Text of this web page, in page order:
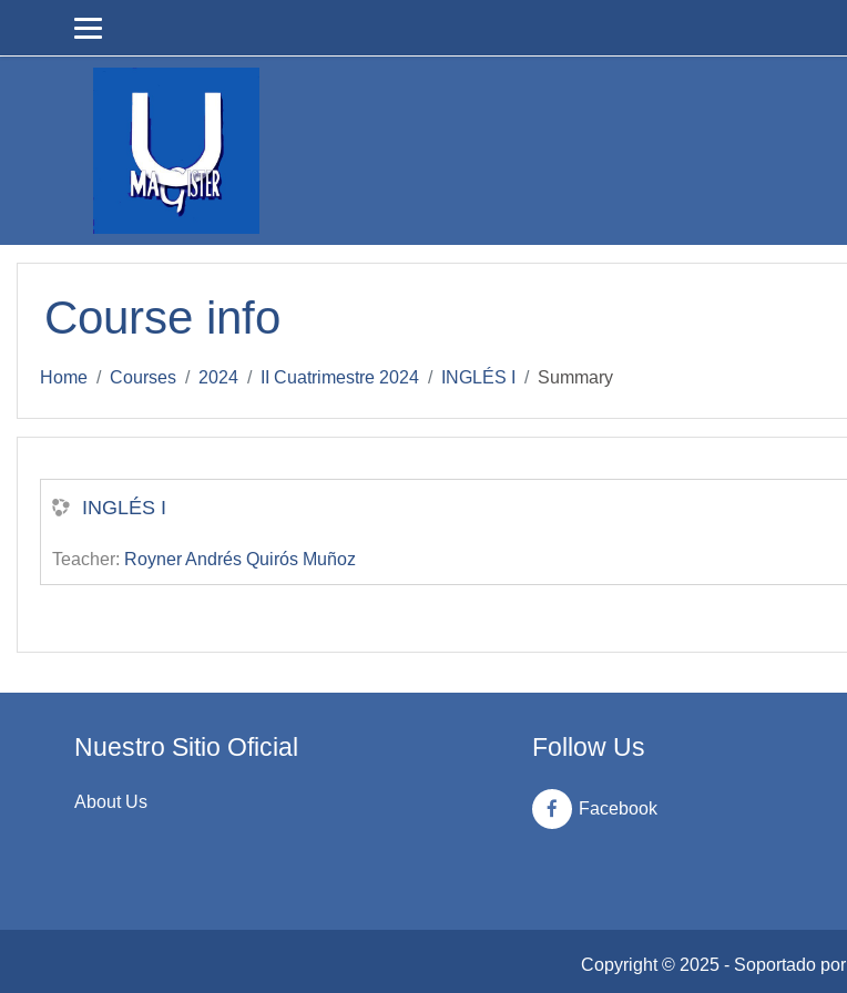
Course info
Home Courses 2024 II Cuatrimestre 2024 INGLÉS I Summary
INGLÉS I
Teacher: Royner Andrés Quirós Muñoz
Nuestro Sitio Oficial
About Us
Follow Us
Facebook
Copyright © 2025 - Soportado por